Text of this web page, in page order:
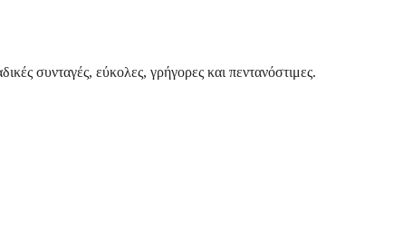
συνταγές, εύκολες, γρήγορες και πεντανόστιμες.